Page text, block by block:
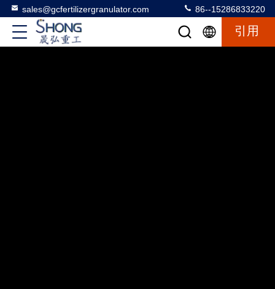
sales@gcfertilizergranulator.com 86--15286833220
引用